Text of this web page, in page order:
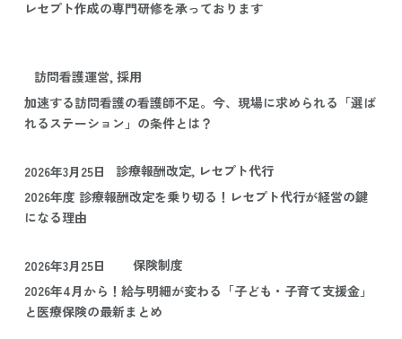
レセプト作成の専門研修を承っております
訪問看護運営, 採用
加速する訪問看護の看護師不足。今、現場に求められる「選ば
れるステーション」の条件とは？
2026年3月25日
診療報酬改定, レセプト代行
2026年度 診療報酬改定を乗り切る！レセプト代行が経営の鍵
になる理由
2026年3月25日
保険制度
2026年4月から！給与明細が変わる「子ども・子育て支援金」
と医療保険の最新まとめ